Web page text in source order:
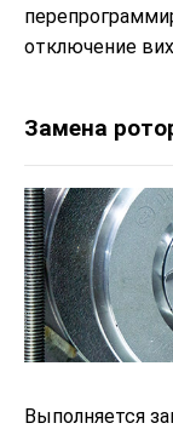
отключение
Замена
Выполняется